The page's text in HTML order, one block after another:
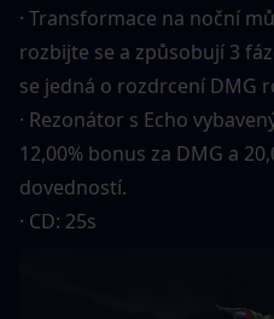
· Transformace na noční
rozbijte se a způsobují 3
se jedná o rozdrcení DMG
· Rezonátor s Echo
12,00% bonus za DMG a
dovedností.
· CD: 25s